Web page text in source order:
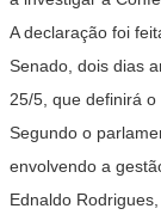
A declaração foi
Senado, dois dias
25/5, que definirá
Segundo o
envolvendo a
Ednaldo